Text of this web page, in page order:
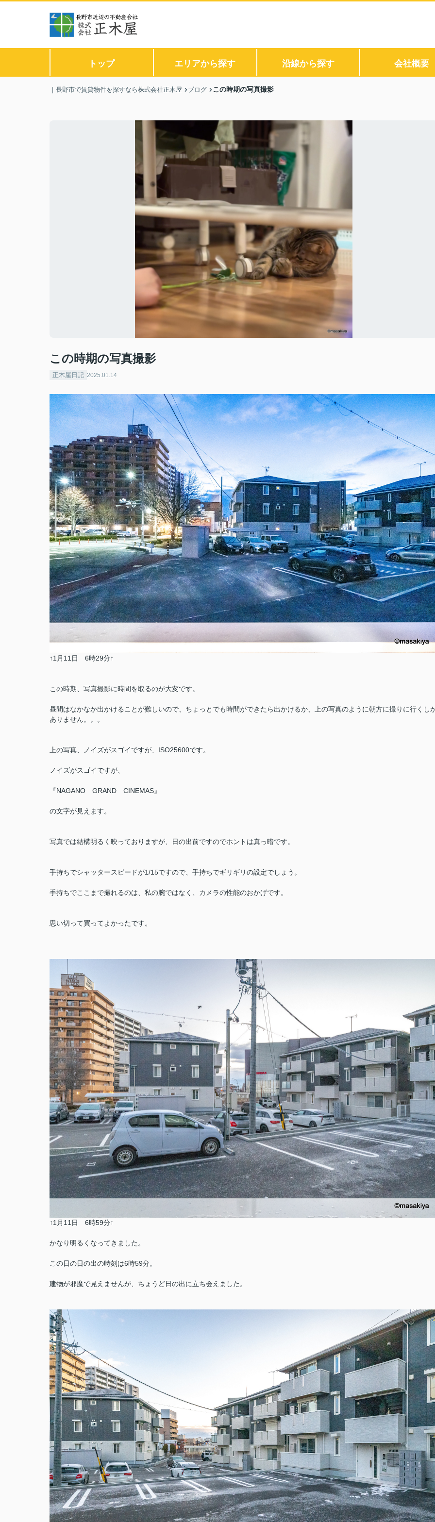
トップ エリアから探す 沿線から探す 会社概要
｜長野市で賃貸物件を探すなら株式会社正木屋 ブログ この時期の写真撮影
この時期の写真撮影
正木屋日記 2025.01.14
↑1月11日 6時29分↑
この時期、写真撮影に時間を取るのが大変です。
昼間はなかなか出かけることが難しいので、ちょっとでも時間ができたら出かけるか、上の写真のように朝方に撮りに行くし
ありません。。。
上の写真、ノイズがスゴイですが、ISO25600です。
ノイズがスゴイですが、
『NAGANO GRAND CINEMAS』
の文字が見えます。
写真では結構明るく映っておりますが、日の出前ですのでホントは真っ暗です。
手持ちでシャッタースピードが1/15ですので、手持ちでギリギリの設定でしょう。
手持ちでここまで撮れるのは、私の腕ではなく、カメラの性能のおかげです。
思い切って買ってよかったです。
↑1月11日 6時59分↑
かなり明るくなってきました。
この日の日の出の時刻は6時59分。
建物が邪魔で見えませんが、ちょうど日の出に立ち会えました。